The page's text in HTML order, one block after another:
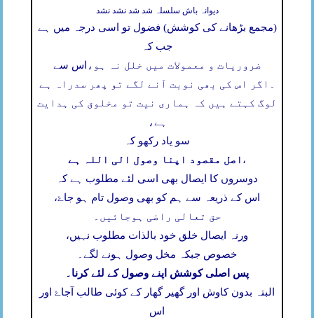
دیوانہ باش سلسلہ شد شد نشد نشد
(مجمع بڑھانے کی کوشش) فضول تو اسی درجہ میں ہے
جب کہ
اس سے ضروریات و معمولات میں خلل نہ ہو،
اگر اس کی بھی نوبت آنے لگے تو پھر سدراہ ہے
لوگ کہتے ہیں کہ ہماری نیت تو مخلوق کی ہدایت
ہے،
سو یاد رکھو کہ
اصل مقصود اپنا وصول الی اللہ ہے ،
دوسروں کا ایصال بھی اسی لئے مطلوب ہے کہ
اس کے ذریعہ سے ہم کو بھی وصول تام ہو جاۓ،
حق تعالی راضی ہوجائیں۔
ورنہ ایصال خلق خود بالذات مطلوب نہیں،
خصوص جبکہ مخل وصول ہونے لگے۔
پس اصلی کوشش اپنے وصول کے لئے کرنا۔
البتہ بدون کاوش اور گھیر گھار کے کوئی طالب آجاۓ اور
اس